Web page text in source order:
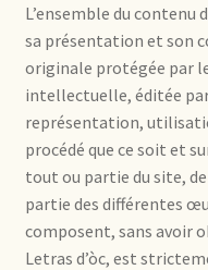
L’ensemble du contenu
sa présentation et son
originale protégée par
intellectuelle, éditée
représentation,
procédé que ce soit et
tout ou partie du site,
partie des différentes
composent, sans avoir
Letras d’òc, est